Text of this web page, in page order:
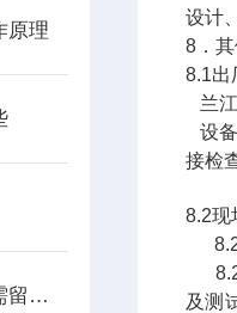
原理
格栅除污机在使用过程中需留意这些细节
设计
8．
8.1出
兰
设
接检
8.2现
及测